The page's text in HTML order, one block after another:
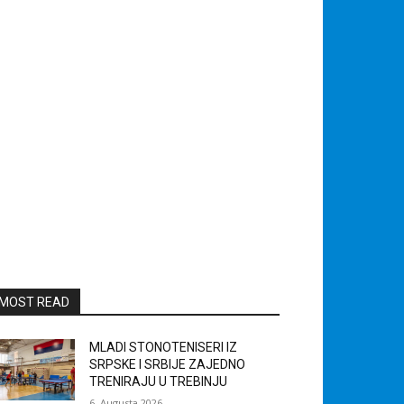
READ
MLADI STONOTENISERI IZ
SRPSKE I SRBIJE ZAJEDNO
TRENIRAJU U TREBINJU